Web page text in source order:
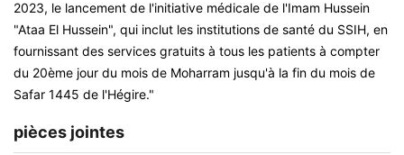
2023, le lancement de l'initiative médicale de l'Imam Hussein
"Ataa El Hussein", qui inclut les institutions de santé du SSIH, en
fournissant des services gratuits à tous les patients à compter
du 20ème jour du mois de Moharram jusqu'à la fin du mois de
Safar 1445 de l'Hégire."
pièces jointes